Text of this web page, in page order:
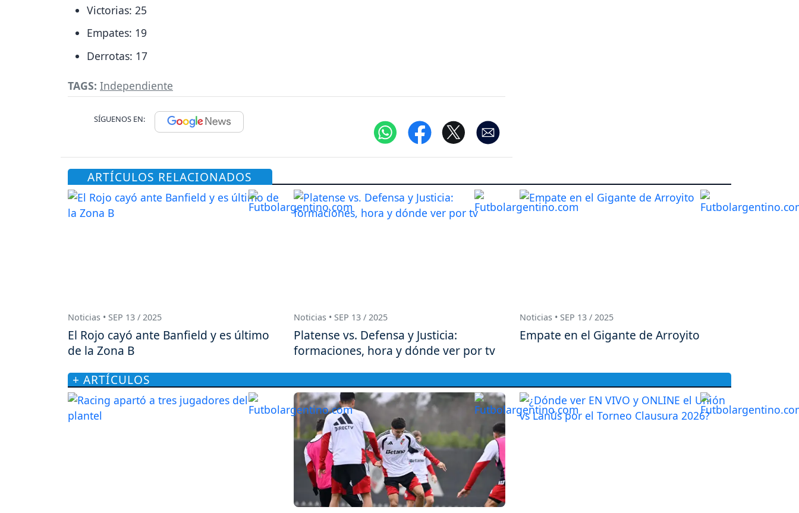
Victorias: 25
Empates: 19
Derrotas: 17
TAGS: Independiente
SÍGUENOS EN:
ARTÍCULOS RELACIONADOS
Noticias • SEP 13 / 2025
El Rojo cayó ante Banfield y es último
de la Zona B
Noticias • SEP 13 / 2025
Platense vs. Defensa y Justicia:
formaciones, hora y dónde ver por tv
Noticias • SEP 13 / 2025
Empate en el Gigante de Arroyito
+ ARTÍCULOS